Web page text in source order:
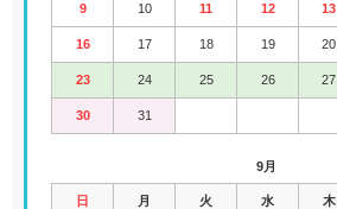
9 10 11 12 13
16 17 18 19 20
23 24 25 26 27
30 31
9月
日 月 火 水 木